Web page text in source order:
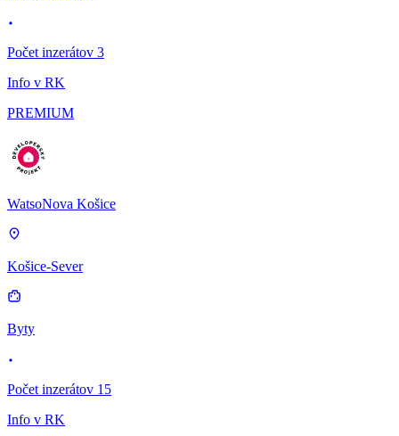
Počet inzerátov 3
Info v RK
PREMIUM
WatsoNova Košice
Košice-Sever
Byty
Počet inzerátov 15
Info v RK